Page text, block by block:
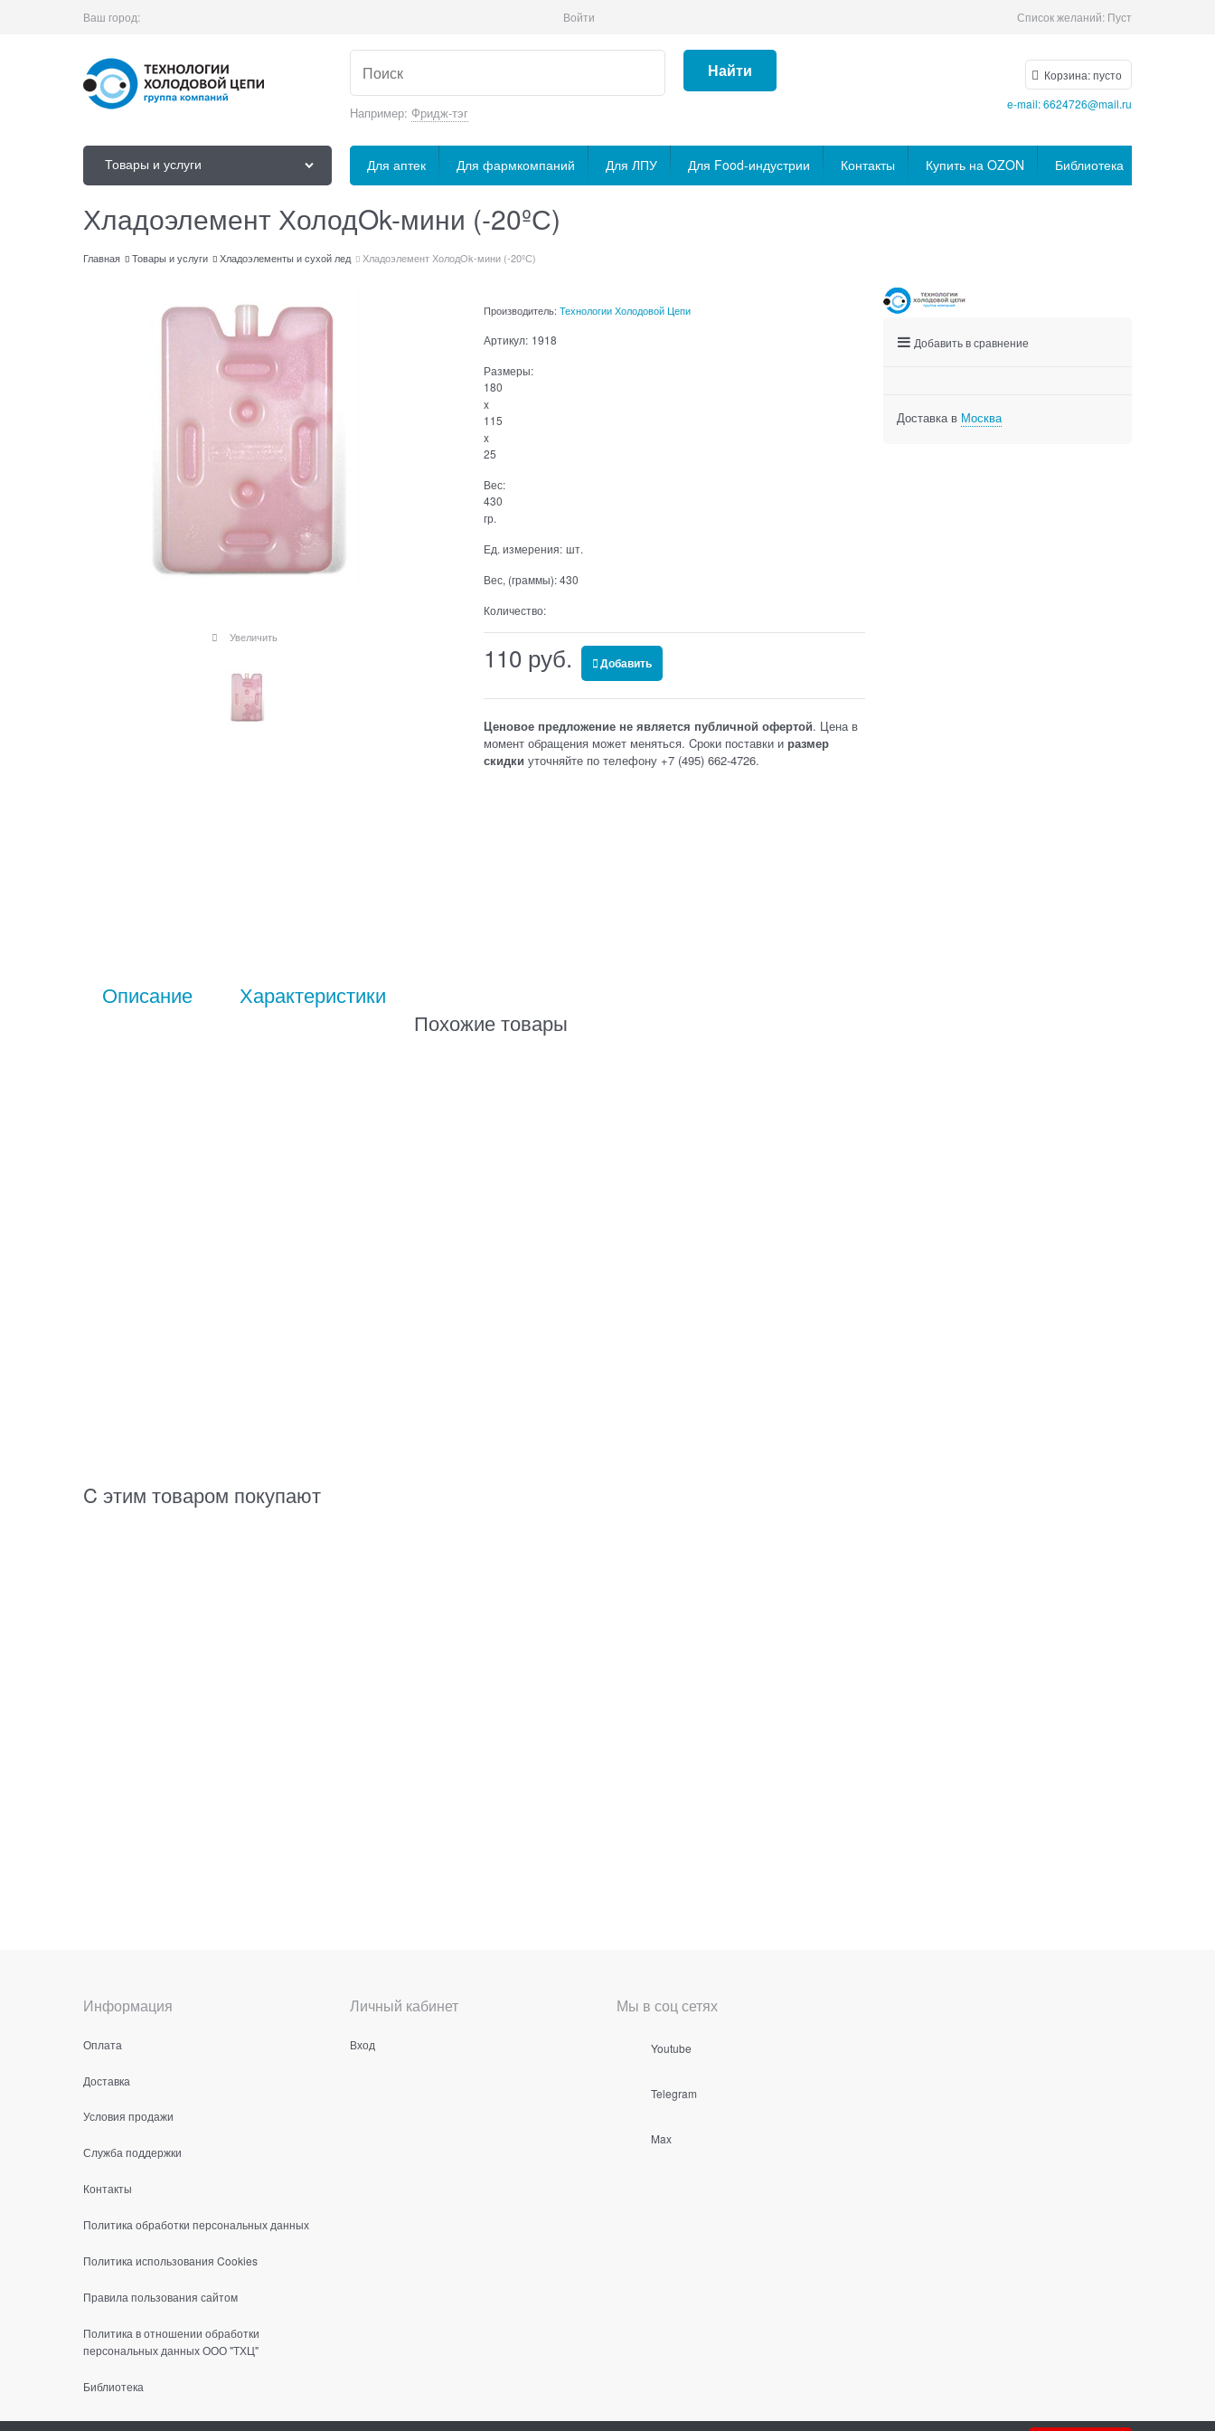
Ваш город: Войти Список желаний: Пуст
Например: Фридж-тэг
Найти Корзина:пусто
e-mail: 6624726@mail.ru
Товары и услуги Для аптек Для фармкомпаний Для ЛПУ Для Food-индустрии Контакты Купить на OZON Библиотека
Хладоэлемент ХолодOk-мини (-20ºС)
Главная Товары и услуги Хладоэлементы и сухой лед Хладоэлемент ХолодOk-мини (-20ºС)
Увеличить
Производитель: Технологии Холодовой Цепи
Артикул: 1918
Размеры:
180
x
115
x
25
Вес:
430
гр.
Ед. измерения: шт.
Вес, (граммы):430
Количество:
110 руб. Добавить
Ценовое предложение не является публичной офертой. Цена в
момент обращения может меняться. Cроки поставки и размер
скидки уточняйте по телефону +7 (495) 662-4726.
Описание
Характеристики
Похожие товары
C этим товаром покупают
Добавить в сравнение
Доставка в Москва
Информация
Оплата
Доставка
Условия продажи
Служба поддержки
Контакты
Политика обработки персональных данных
Политика использования Cookies
Правила пользования сайтом
Политика в отношении обработки
персональных данных ООО "ТХЦ"
Библиотека
Личный кабинет
Вход
Мы в соц сетях
Youtube
Telegram
Max